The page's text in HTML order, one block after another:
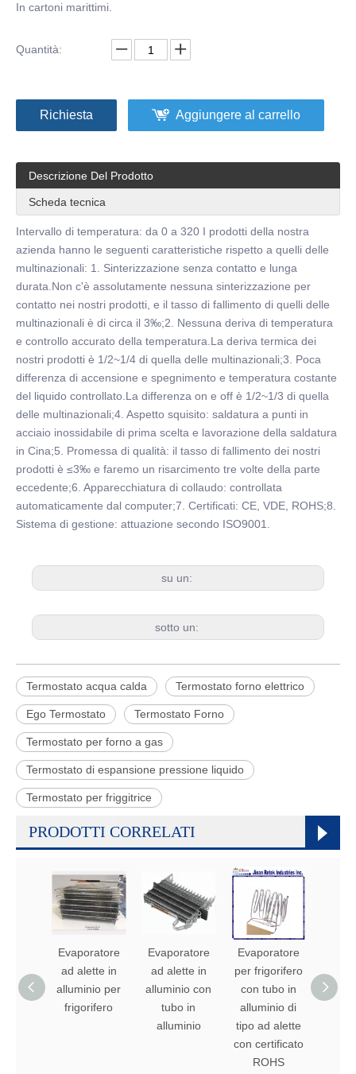
In cartoni marittimi.
Quantità:
Richiesta Aggiungere al carrello
Descrizione Del Prodotto
Scheda tecnica
Intervallo di temperatura: da 0 a 320 I prodotti della nostra
azienda hanno le seguenti caratteristiche rispetto a quelli delle
multinazionali: 1. Sinterizzazione senza contatto e lunga
durata.Non c'è assolutamente nessuna sinterizzazione per
contatto nei nostri prodotti, e il tasso di fallimento di quelli delle
multinazionali è di circa il 3‰;2. Nessuna deriva di temperatura
e controllo accurato della temperatura.La deriva termica dei
nostri prodotti è 1/2~1/4 di quella delle multinazionali;3. Poca
differenza di accensione e spegnimento e temperatura costante
del liquido controllato.La differenza on e off è 1/2~1/3 di quella
delle multinazionali;4. Aspetto squisito: saldatura a punti in
acciaio inossidabile di prima scelta e lavorazione della saldatura
in Cina;5. Promessa di qualità: il tasso di fallimento dei nostri
prodotti è ≤3‰ e faremo un risarcimento tre volte della parte
eccedente;6. Apparecchiatura di collaudo: controllata
automaticamente dal computer;7. Certificati: CE, VDE, ROHS;8.
Sistema di gestione: attuazione secondo ISO9001.
su un:
sotto un:
Termostato acqua calda Termostato forno elettrico
Ego Termostato Termostato Forno
Termostato per forno a gas
Termostato di espansione pressione liquido
Termostato per friggitrice
PRODOTTI CORRELATI
Evaporatore
ad alette in
alluminio per
frigorifero
Evaporatore
ad alette in
alluminio con
tubo in
alluminio
Evaporatore
per frigorifero
con tubo in
alluminio di
tipo ad alette
con certificato
ROHS
con